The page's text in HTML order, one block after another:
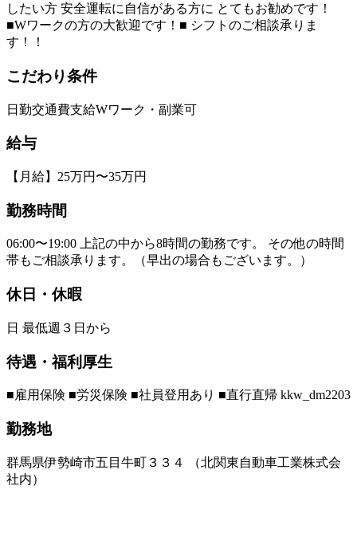
したい方 安全運転に自信がある方に とてもお勧めです！
■Wワークの方の大歓迎です！■ シフトのご相談承りま
す！！
こだわり条件
日勤交通費支給Wワーク・副業可
給与
【月給】25万円〜35万円
勤務時間
06:00〜19:00 上記の中から8時間の勤務です。 その他の時間
帯もご相談承ります。（早出の場合もございます。）
休日・休暇
日 最低週３日から
待遇・福利厚生
■雇用保険 ■労災保険 ■社員登用あり ■直行直帰 kkw_dm2203
勤務地
群馬県伊勢崎市五目牛町３３４ （北関東自動車工業株式会
社内）